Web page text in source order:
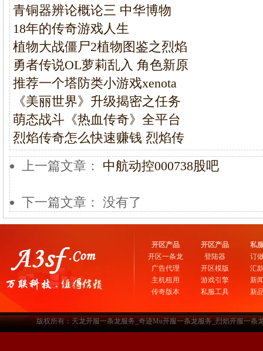
青铜器辨论概论三 中华博物
18年的传奇游戏人生
植物大战僵尸2植物图鉴之烈焰
勇者传说OL萝莉乱入 角色新原
推荐一个塔防类小游戏xenota
《美丽世界》升级揭密之任务
萌态战斗《热血传奇》全平台
烈焰传奇怎么快速赚钱 烈焰传
上一篇文章： 中航动控000738股吧
下一篇文章： 没有了
开区产品
开区一条龙
广告代理
主机租用
传奇版本
开区产品
登陆器
开区模版
游戏引擎
私服工具
私
订
汇
新
新
版权所有：天龙开服一条龙服务_奇迹Mu开服一条龙服务_烈焰开服一条